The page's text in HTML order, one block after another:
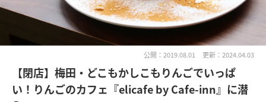
公開：2019.08.01 更新：2024.04.03
【閉店】梅田・どこもかしこもりんごでいっぱ
い！りんごのカフェ『elicafe by Cafe-inn』に潜